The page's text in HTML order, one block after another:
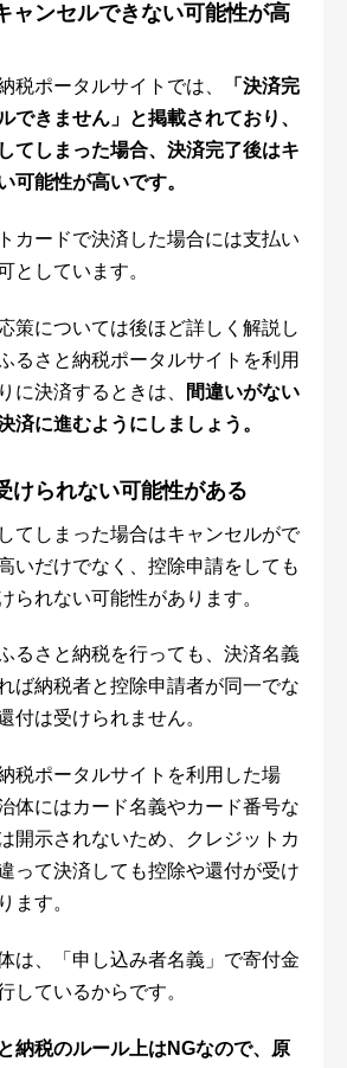
ャンセルできない可能性が高
税ポータルサイトでは、
「決済完
できません」と掲載されており、
てしまった場合、決済完了後はキ
可能性が高いです。
カードで決済した場合には支払い
としています。
策については後ほど詳しく解説し
るさと納税ポータルサイトを利用
に決済するときは、
間違いがない
済に進むようにしましょう。
けられない可能性がある
てしまった場合はキャンセルがで
いだけでなく、控除申請をしても
られない可能性があります。
るさと納税を行っても、決済名義
ば納税者と控除申請者が同一でな
付は受けられません。
税ポータルサイトを利用した場
体にはカード名義やカード番号な
開示されないため、クレジットカ
って決済しても控除や還付が受け
ます。
は、「申し込み者名義」で寄付金
しているからです。
納税のルール上はNGなので、原